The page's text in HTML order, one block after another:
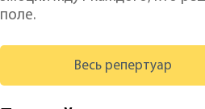
поле.
Весь репертуар